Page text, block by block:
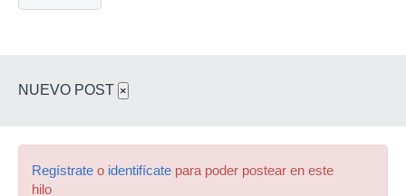
NUEVO POST ×
Regístrate o identifícate para poder postear en este
hilo